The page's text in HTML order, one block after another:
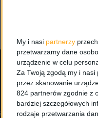
My i nasi partnerzy
przetwarzamy dane
urządzenie w celu
Za Twoją zgodą my i
przez skanowanie
824 partnerów zgodnie z
bardziej szczegółowych
rodzaje przetwarzania
GT 2 Pro, mimo